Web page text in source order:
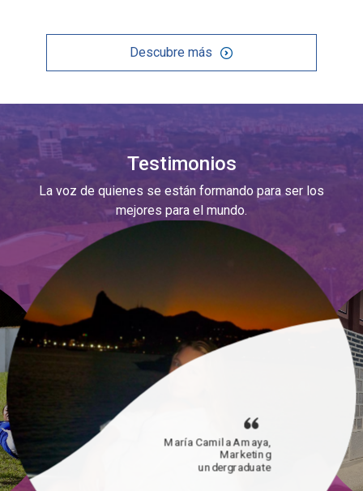
Descubre más
Testimonios
La voz de quienes se están formando para ser los
mejores para el mundo.
María Camila Amaya,
Marketing
undergraduate